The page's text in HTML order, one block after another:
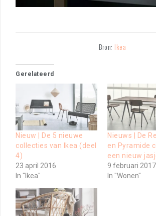
Bron: Ikea
Gerelateerd
Nieuw | De 5 nieuwe
collecties van Ikea (deel
4)
23 april 2016
In "Ikea"
Nieuws | De
en Pyramide
een nieuw
9 februari 2017
In "Wonen"